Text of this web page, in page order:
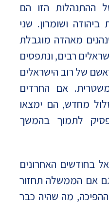
ההתנהלות הזו הם
ושומרון. שני
מאהדה מוגבלת
רבים, ונתפסים
של רוב הישראלים
אם החרדים
מחדש, הם ימצאו
לתמוך בהמשך
בחודשים האחרונים
אם הממשלה תחזור
מה שהיה כבר